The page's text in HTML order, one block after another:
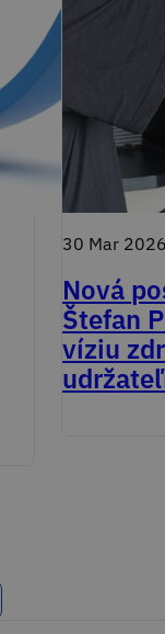
30 Mar
Nová
Štefan
víziu